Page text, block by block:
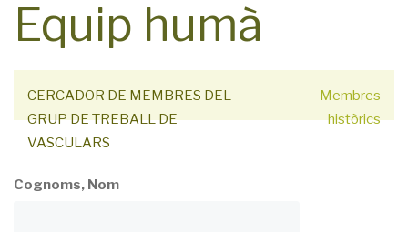
Equip humà
CERCADOR DE MEMBRES DEL
GRUP DE TREBALL DE
VASCULARS
Membres
històrics
Cognoms, Nom